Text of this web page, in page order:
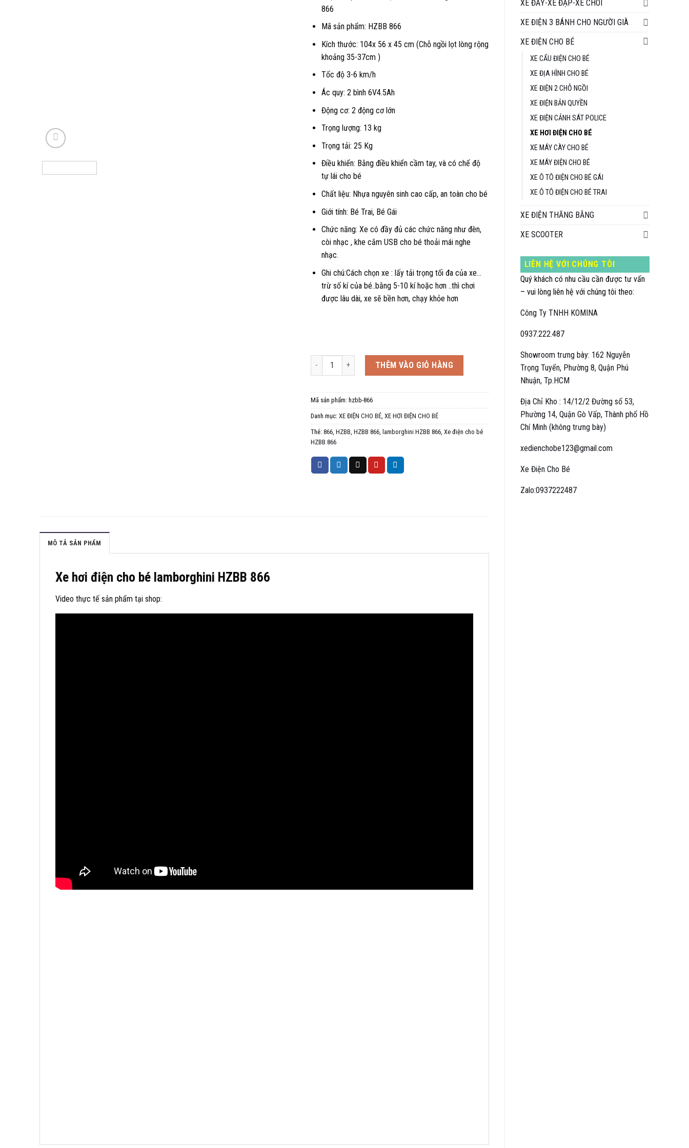
XE ĐẨY-XE ĐẠP-XE CHÒI
XE ĐIỆN 3 BÁNH CHO NGƯỜI GIÀ
XE ĐIỆN CHO BÉ
XE CẨU ĐIỆN CHO BÉ
XE ĐỊA HÌNH CHO BÉ
XE ĐIỆN 2 CHỖ NGỒI
XE ĐIỆN BẢN QUYỀN
XE ĐIỆN CẢNH SÁT POLICE
XE HƠI ĐIỆN CHO BÉ
XE MÁY CÀY CHO BÉ
XE MÁY ĐIỆN CHO BÉ
XE Ô TÔ ĐIỆN CHO BÉ GÁI
XE Ô TÔ ĐIỆN CHO BÉ TRAI
XE ĐIỆN THĂNG BẰNG
XE SCOOTER
LIÊN HỆ VỚI CHÚNG TÔI
Quý khách có nhu cầu cần được tư vấn
– vui lòng liên hệ với chúng tôi theo:
Công Ty TNHH KOMINA
0937.222.487
Showroom trưng bày: 162 Nguyễn
Trọng Tuyển, Phường 8, Quận Phú
Nhuận, Tp.HCM
Địa Chỉ Kho : 14/12/2 Đường số 53,
Phường 14, Quận Gò Vấp, Thành phố Hồ
Chí Minh (không trưng bày)
xedienchobe123@gmail.com
Xe Điện Cho Bé
Zalo:0937222487
là:
2.050.000 ₫.
1.790.000 ₫.
866
Mã sản phẩm: HZBB 866
Kích thước: 104x 56 x 45 cm (Chỗ ngồi lọt lòng rộng
khoảng 35-37cm )
Tốc độ 3-6 km/h
Ác quy: 2 bình 6V4.5Ah
Động cơ: 2 động cơ lớn
Trọng lượng: 13 kg
Trọng tải: 25 Kg
Điều khiển: Bằng điều khiển cầm tay, và có chế độ
tự lái cho bé
Chất liệu: Nhựa nguyên sinh cao cấp, an toàn cho bé
Giới tính: Bé Trai, Bé Gái
Chức năng: Xe có đầy đủ các chức năng như đèn,
còi nhạc , khe cắm USB cho bé thoải mái nghe
nhạc.
Ghi chú:Cách chọn xe : lấy tải trọng tối đa của xe…
trừ số kí của bé..bằng 5-10 kí hoặc hơn ..thì chơi
được lâu dài, xe sẽ bền hơn, chạy khỏe hơn
Xe hơi điện cho bé lamborghini HZBB 866, 1-4 tuổi số lượng
THÊM VÀO GIỎ HÀNG
Mã sản phẩm: hzbb-866
Danh mục: XE ĐIỆN CHO BÉ, XE HƠI ĐIỆN CHO BÉ
Thẻ: 866, HZBB HZBB 866, lamborghini HZBB 866, Xe điện cho bé
HZBB 866
MÔ TẢ SẢN PHẨM
Xe hơi điện cho bé lamborghini HZBB 866
Video thực tế sản phẩm tại shop: